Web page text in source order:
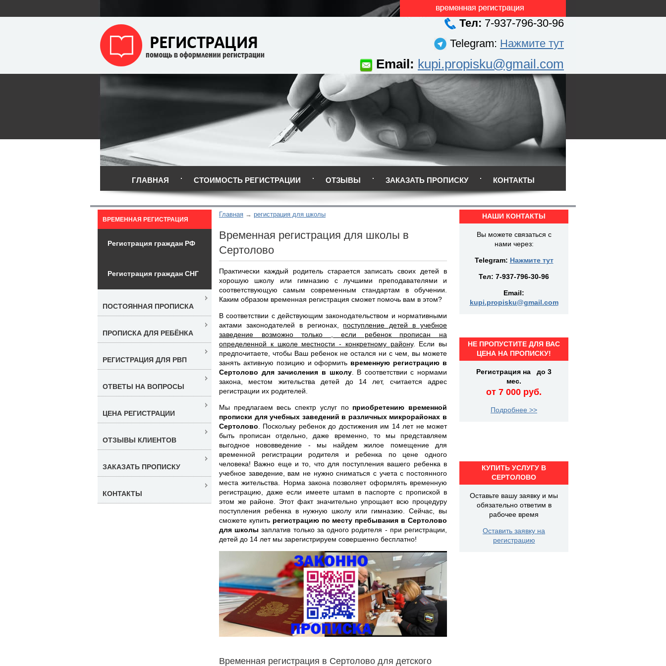
Тел: 7-937-796-30-96
Telegram: Нажмите тут
Email: kupi.propisku@gmail.com
ГЛАВНАЯ СТОИМОСТЬ РЕГИСТРАЦИИ ОТЗЫВЫ ЗАКАЗАТЬ ПРОПИСКУ КОНТАКТЫ
Главная регистрация для школы
Временная регистрация для школы в
Сертолово
Практически каждый родитель старается записать своих детей в
хорошую школу или гимназию с лучшими преподавателями и
соответствующую самым современным стандартам в обучении.
Каким образом временная регистрация сможет помочь вам в этом?
В соответствии с действующим законодательством и нормативными
актами законодателей в регионах, поступление детей в учебное
заведение возможно только , если ребенок прописан на
определенной к школе местности - конкретному району. Если вы
предпочитаете, чтобы Ваш ребенок не остался ни с чем, вы можете
занять активную позицию и оформить временную регистрацию в
Сертолово для зачисления в школу. В соответствии с нормами
закона, местом жительства детей до 14 лет, считается адрес
регистрации их родителей.
Мы предлагаем весь спектр услуг по приобретению временной
прописки для учебных заведений в различных микрорайонах в
Сертолово . Поскольку ребенок до достижения им 14 лет не может
быть прописан отдельно, даже временно, то мы представляем
выгодное нововведение - мы найдем жилое помещение для
временной регистрации родителя и ребенка по цене одного
человека! Важно еще и то, что для поступления вашего ребенка в
учебное заведение, вам не нужно сниматься с учета с постоянного
места жительства. Норма закона позволяет оформлять временную
регистрацию, даже если имеете штамп в паспорте с пропиской в
этом же районе. Этот факт значительно упрощает всю процедуру
поступления ребенка в нужную школу или гимназию. Сейчас, вы
сможете купить регистрацию по месту пребывания в Сертолово
для школы заплатив только за одного родителя - при регистрации,
детей до 14 лет мы зарегистрируем совершенно бесплатно!
Временная регистрация в Сертолово для детского
ВРЕМЕННАЯ РЕГИСТРАЦИЯ
Регистрация граждан РФ
Регистрация граждан СНГ
ПОСТОЯННАЯ ПРОПИСКА
ПРОПИСКА ДЛЯ РЕБЁНКА
РЕГИСТРАЦИЯ ДЛЯ РВП
ОТВЕТЫ НА ВОПРОСЫ
ЦЕНА РЕГИСТРАЦИИ
ОТЗЫВЫ КЛИЕНТОВ
ЗАКАЗАТЬ ПРОПИСКУ
КОНТАКТЫ
НАШИ КОНТАКТЫ
Вы можете связаться с
нами через:
Telegram: Нажмите тут
Тел: 7-937-796-30-96
Email:
kupi.propisku@gmail.com
НЕ ПРОПУСТИТЕ ДЛЯ ВАС
ЦЕНА НА ПРОПИСКУ!
Регистрация на до 3
мес.
от 7 000 руб.
Подробнее >>
КУПИТЬ УСЛУГУ В
СЕРТОЛОВО
Оставьте вашу заявку и мы
обязательно ответим в
рабочее время
Оставить заявку на
регистрацию